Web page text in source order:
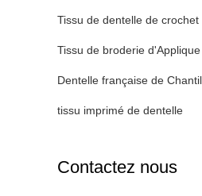
Tissu de dentelle de crochet
Tissu de broderie d'Applique
Dentelle française de
tissu imprimé de dentelle
Contactez nous